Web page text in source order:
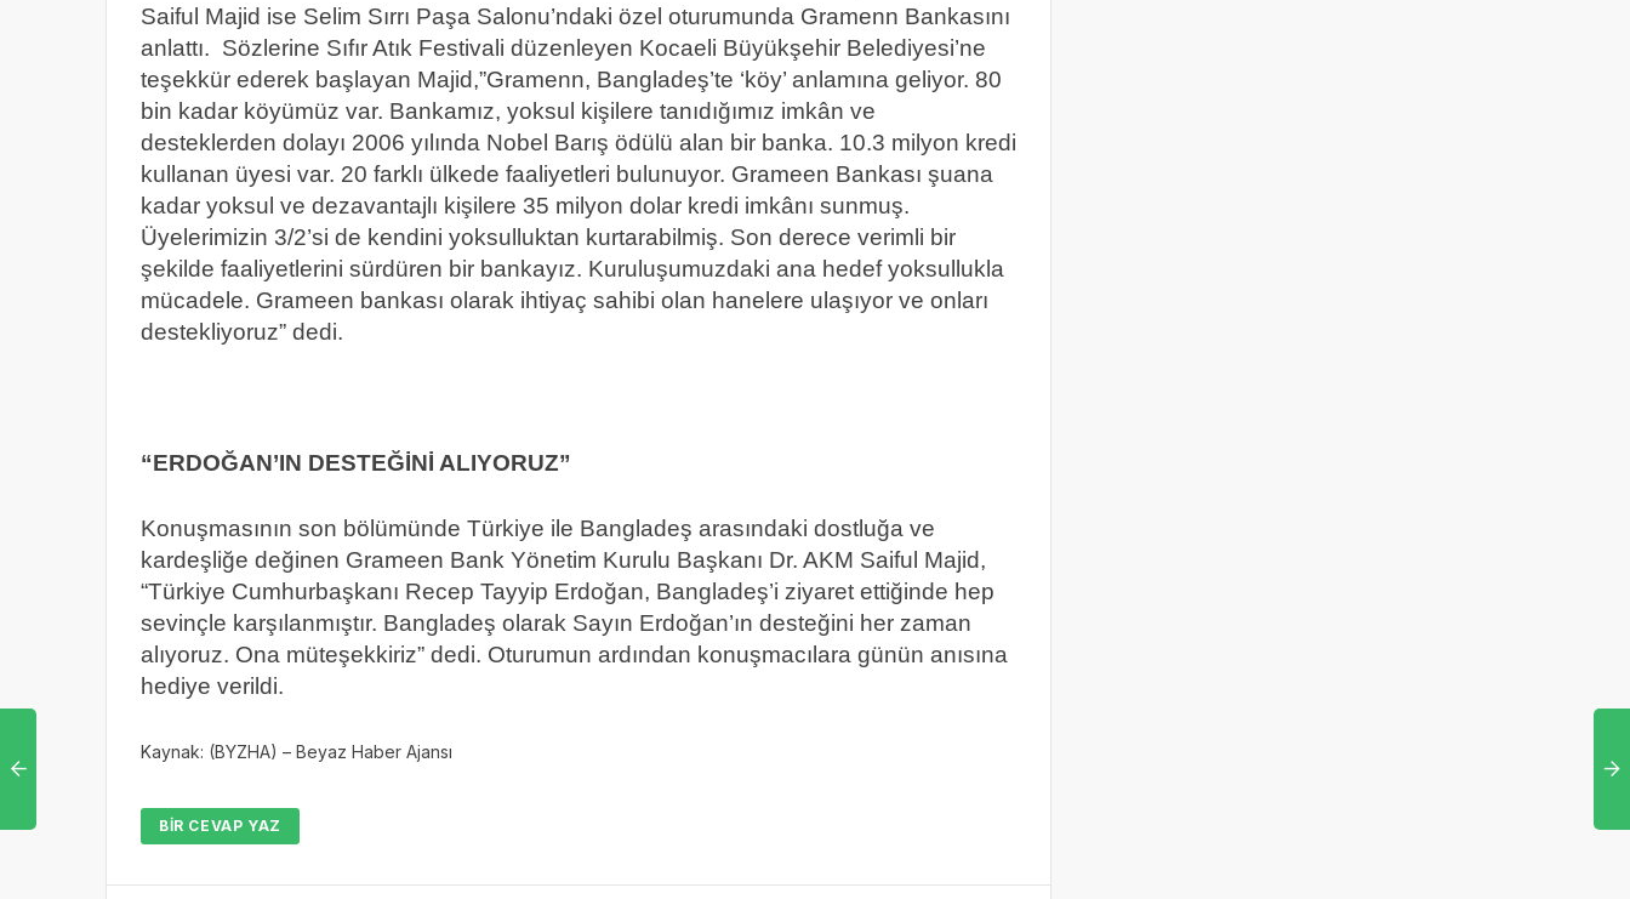
Saiful Majid ise Selim Sırrı Paşa Salonu’ndaki özel oturumunda Gramenn Bankasını
anlattı. Sözlerine Sıfır Atık Festivali düzenleyen Kocaeli Büyükşehir Belediyesi’ne
teşekkür ederek başlayan Majid,”Gramenn, Bangladeş’te ‘köy’ anlamına geliyor. 80
bin kadar köyümüz var. Bankamız, yoksul kişilere tanıdığımız imkân ve
desteklerden dolayı 2006 yılında Nobel Barış ödülü alan bir banka. 10.3 milyon kredi
kullanan üyesi var. 20 farklı ülkede faaliyetleri bulunuyor. Grameen Bankası şuana
kadar yoksul ve dezavantajlı kişilere 35 milyon dolar kredi imkânı sunmuş.
Üyelerimizin 3/2’si de kendini yoksulluktan kurtarabilmiş. Son derece verimli bir
şekilde faaliyetlerini sürdüren bir bankayız. Kuruluşumuzdaki ana hedef yoksullukla
mücadele. Grameen bankası olarak ihtiyaç sahibi olan hanelere ulaşıyor ve onları
destekliyoruz” dedi.
“ERDOĞAN’IN DESTEĞİNİ ALIYORUZ”
Konuşmasının son bölümünde Türkiye ile Bangladeş arasındaki dostluğa ve
kardeşliğe değinen Grameen Bank Yönetim Kurulu Başkanı Dr. AKM Saiful Majid,
“Türkiye Cumhurbaşkanı Recep Tayyip Erdoğan, Bangladeş’i ziyaret ettiğinde hep
sevinçle karşılanmıştır. Bangladeş olarak Sayın Erdoğan’ın desteğini her zaman
alıyoruz. Ona müteşekkiriz” dedi. Oturumun ardından konuşmacılara günün anısına
hediye verildi.
Kaynak: (BYZHA) – Beyaz Haber Ajansı
BIR CEVAP YAZ